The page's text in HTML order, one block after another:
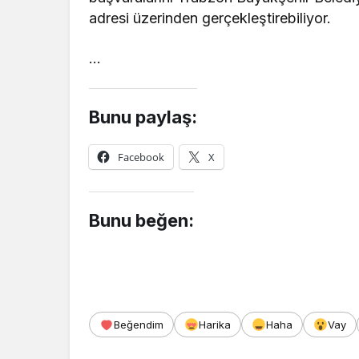
adresi üzerinden gerçekleştirebiliyor.
…
Bunu paylaş:
Facebook X
Bunu beğen:
Beğendim Harika Haha Vay